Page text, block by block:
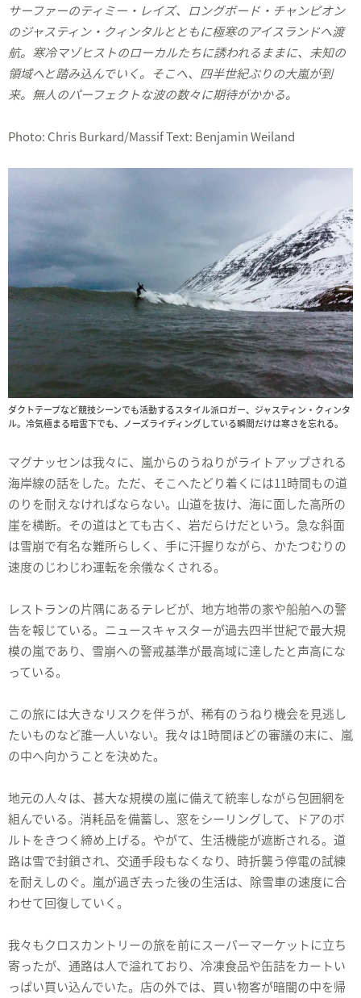
サーファーのティミー・レイズ、ロングボード・チャンピオン
のジャスティン・クィンタルとともに極寒のアイスランドへ渡
航。寒冷マゾヒストのローカルたちに誘われるままに、未知の
領域へと踏み込んでいく。そこへ、四半世紀ぶりの大嵐が到
来。無人のパーフェクトな波の数々に期待がかかる。
Photo: Chris Burkard/Massif Text: Benjamin Weiland
ダクトテープなど競技シーンでも活動するスタイル派ロガー、ジャスティン・クィンタ
ル。冷気極まる暗雲下でも、ノーズライディングしている瞬間だけは寒さを忘れる。
マグナッセンは我々に、嵐からのうねりがライトアップされる
海岸線の話をした。ただ、そこへたどり着くには11時間もの道
のりを耐えなければならない。山道を抜け、海に面した高所の
崖を横断。その道はとても古く、岩だらけだという。急な斜面
は雪崩で有名な難所らしく、手に汗握りながら、かたつむりの
速度のじわじわ運転を余儀なくされる。
レストランの片隅にあるテレビが、地方地帯の家や船舶への警
告を報じている。ニュースキャスターが過去四半世紀で最大規
模の嵐であり、雪崩への警戒基準が最高域に達したと声高にな
っている。
この旅には大きなリスクを伴うが、稀有のうねり機会を見逃し
たいものなど誰一人いない。我々は1時間ほどの審議の末に、嵐
の中へ向かうことを決めた。
地元の人々は、甚大な規模の嵐に備えて統率しながら包囲網を
組んでいる。消耗品を備蓄し、窓をシーリングして、ドアのボ
ルトをきつく締め上げる。やがて、生活機能が遮断される。道
路は雪で封鎖され、交通手段もなくなり、時折襲う停電の試練
を耐えしのぐ。嵐が過ぎ去った後の生活は、除雪車の速度に合
わせて回復していく。
我々もクロスカントリーの旅を前にスーパーマーケットに立ち
寄ったが、通路は人で溢れており、冷凍食品や缶詰をカートい
っぱい買い込んでいた。店の外では、買い物客が暗闇の中を帰